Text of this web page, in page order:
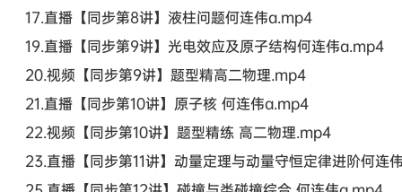
17.直播【同步第8讲】液柱问题何连伟a.mp4
19.直播【同步第9讲】光电效应及原子结构何连伟a.mp4
20.视频【同步第9讲】题型精高二物理.mp4
21.直播【同步第10讲】原子核 何连伟a.mp4
22.视频【同步第10讲】题型精练 高二物理.mp4
23.直播【同步第11讲】动量定理与动量守恒定律进阶何连